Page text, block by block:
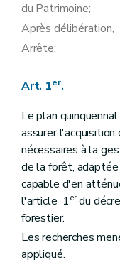
du Patrimoine;
Après délibération,
Arrête:
Art. 1er.
Le plan
assurer l'acquisition
nécessaires à la
de la forêt,
capable d'en
l'article 1erdu
forestier.
Les recherches
appliqué.